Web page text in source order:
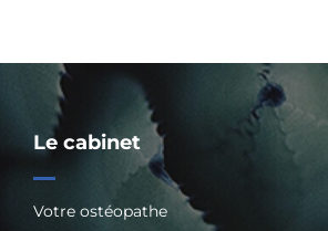
Le cabinet
Votre ostéopathe